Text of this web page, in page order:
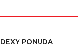
DEXY PONUDA